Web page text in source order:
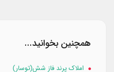
همچنین بخوانید...
املاک پرند فاز شش(توسار)